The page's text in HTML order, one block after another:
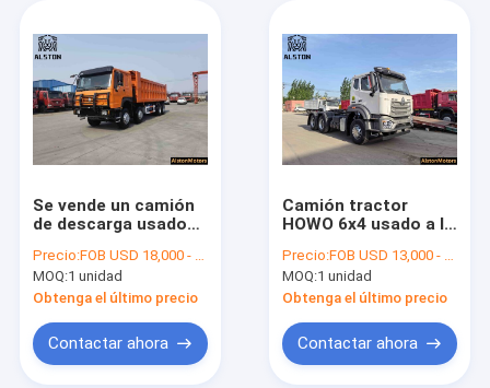
Se vende un camión
de descarga usado
Precio:FOB USD 18,000 - 30,000 PER UNIT
MOQ:1 unidad
Obtenga el último precio
Contactar ahora
Camión tractor
HOWO 6x4 usado a la
tractor 371HP
Precio:FOB USD 13,000 - 27,000 PER UNIT
MOQ:1 unidad
Obtenga el último precio
Contactar ahora